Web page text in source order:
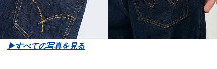
▶︎すべての写真を見る